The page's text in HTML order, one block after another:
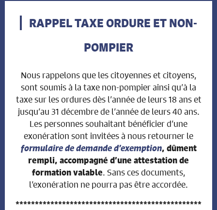
INFOS ADMINISTRATION
Heures d'ouverture:
Lundi de 17h00 à 19h00
Mardi de 9h30 à 11h30
Mercredi de 9h30 à 11h30
Jeudi de 14h00 à 17h00
RAPPEL TAXE ORDURE ET NON-
POMPIER
Nous rappelons que les citoyennes et citoyens,
sont soumis à la taxe non-pompier ainsi qu’à la
taxe sur les ordures dès l’année de leurs 18 ans et
jusqu’au 31 décembre de l’année de leurs 40 ans.
Les personnes souhaitant bénéficier d’une
exonération sont invitées à nous retourner le
formulaire de demande d’exemption, dûment
rempli, accompagné d’une attestation de
formation valable. Sans ces documents,
l’exonération ne pourra pas être accordée.
************************************************